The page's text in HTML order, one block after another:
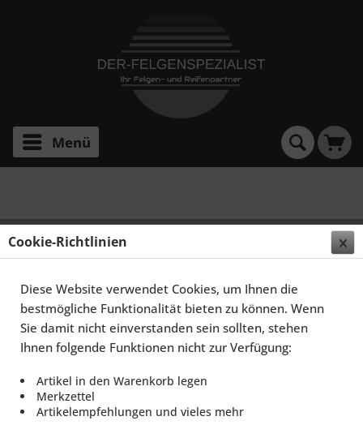
Menü
SCHMIDT FELGEN 17 ZOLL TH-LINE FÜR VW
CORRADO TYP 53I, POLIERT
Cookie-Richtlinien
Diese Website verwendet Cookies, um Ihnen die
bestmögliche Funktionalität bieten zu können. Wenn
Sie damit nicht einverstanden sein sollten, stehen
Ihnen folgende Funktionen nicht zur Verfügung:
Artikel in den Warenkorb legen
Merkzettel
Artikelempfehlungen und vieles mehr